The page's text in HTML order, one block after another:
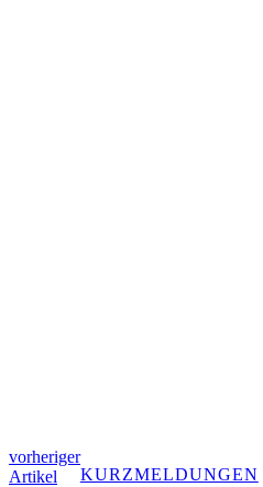
vorheriger
Artikel
KURZMELDUNGEN